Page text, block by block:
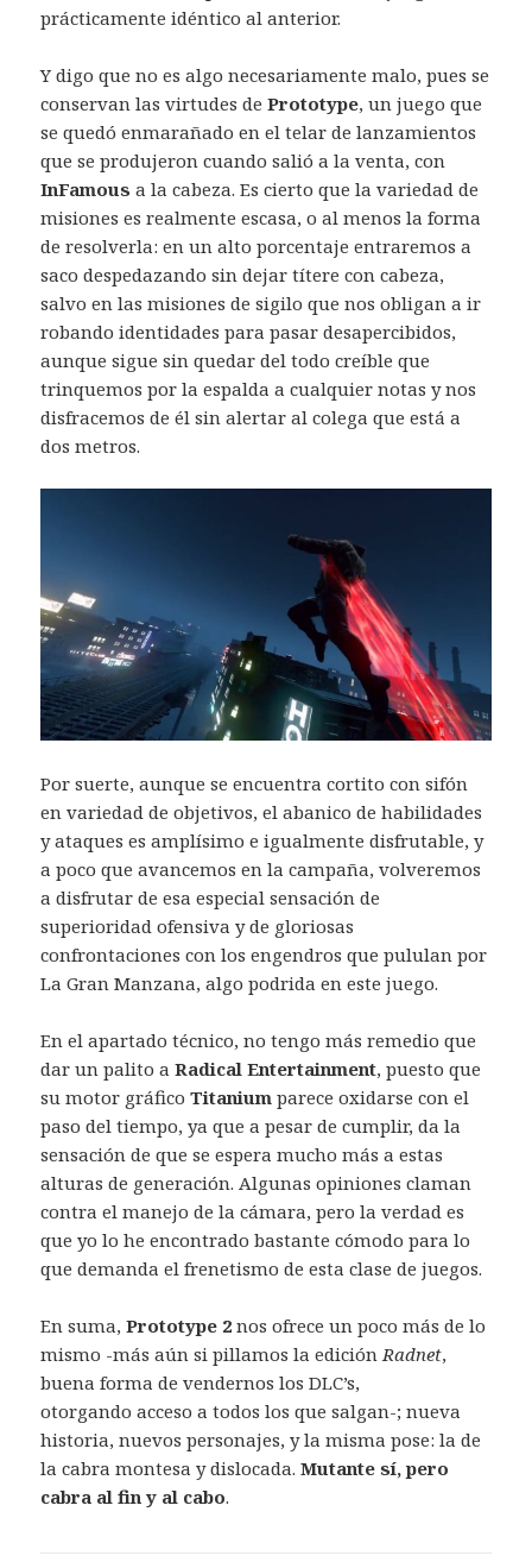
prácticamente idéntico al anterior.
Y digo que no es algo necesariamente malo, pues se
conservan las virtudes dePrototype, un juego que
se quedó enmarañado en el telar de lanzamientos
que se produjeron cuando salió a la venta, con
InFamous a la cabeza. Es cierto que la variedad de
misiones es realmente escasa, o al menos la forma
de resolverla: en un alto porcentaje entraremos a
saco despedazando sin dejar títere con cabeza,
salvo en las misiones de sigilo que nos obligan a ir
robando identidades para pasar desapercibidos,
aunque sigue sin quedar del todo creíble que
trinquemos por la espalda a cualquier notas y nos
disfracemos de él sin alertar al colega que está a
dos metros.
Por suerte, aunque se encuentra cortito con sifón
en variedad de objetivos, el abanico de habilidades
y ataques es amplísimo e igualmente disfrutable, y
a poco que avancemos en la campaña, volveremos
a disfrutar de esa especial sensación de
superioridad ofensiva y de gloriosas
confrontaciones con los engendros que pululan por
La Gran Manzana, algo podrida en este juego.
En el apartado técnico, no tengo más remedio que
dar un palito aRadical Entertainment, puesto que
su motor gráficoTitanium parece oxidarse con el
paso del tiempo, ya que a pesar de cumplir, da la
sensación de que se espera mucho más a estas
alturas de generación. Algunas opiniones claman
contra el manejo de la cámara, pero la verdad es
que yo lo he encontrado bastante cómodo para lo
que demanda el frenetismo de esta clase de juegos.
En suma,Prototype 2nos ofrece un poco más de lo
mismo -más aún si pillamos la ediciónRadnet,
buena forma de vendernos los DLC’s,
otorgando acceso a todos los que salgan-; nueva
historia, nuevos personajes, y la misma pose: la de
la cabra montesa y dislocada.Mutante sí, pero
cabra al fin y al cabo.